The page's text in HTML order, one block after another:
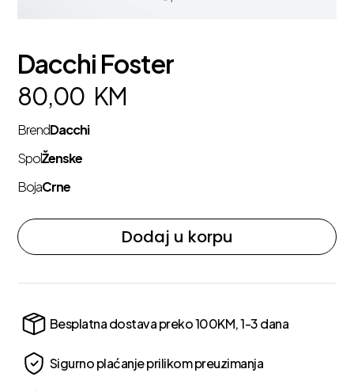
Dacchi Foster
80,00 KM
BrendDacchi
SpolŽenske
BojaCrne
Dodaj u korpu
Besplatna dostava preko 100KM, 1-3 dana
Sigurno plaćanje prilikom preuzimanja